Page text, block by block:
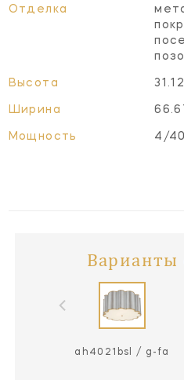
Отделка
Высота
Ширина
Мощность 4/
Варианты
ah4021bsl / g-fa